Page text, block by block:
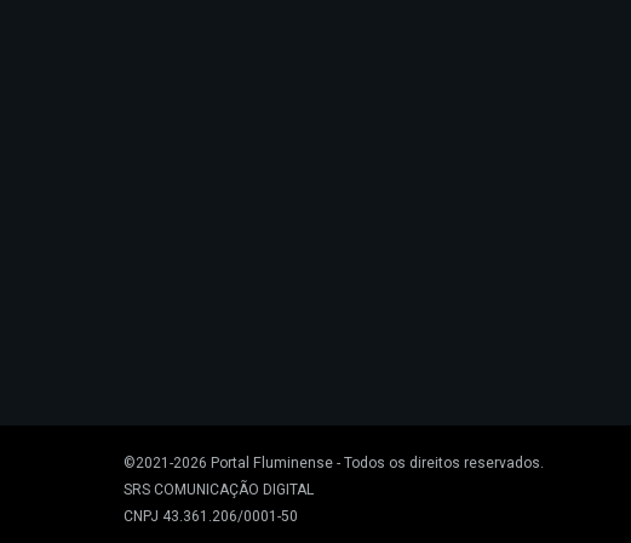
©2021-2026 Portal Fluminense- Todos os direitos reservados.
SRS COMUNICAÇÃO DIGITAL
CNPJ 43.361.206/0001-50